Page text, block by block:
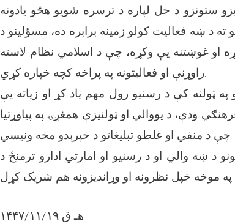
ستونزو د حل لپاره د ترسره شویو هڅو یادونه
د ښه فعالیت کولو زمینه برابره ده، مسؤلینو د
او غوښتنه يې وکړه، چې د اسلامي نظام لاسته
راوړنې او فعالیتونه په پراخه کچه خپاره کړي.
په ټولنه کې د رسنیو رول مهم یاد کړ او زیاته یې
ودې، د یووالي او ټولنیزې همغږۍ په پیاوړتیا
د ښه والي او د رسنیو او امارتي ادارو ترمنځ د
۱۴۴۷/۱۱/۱۹ هـ ق